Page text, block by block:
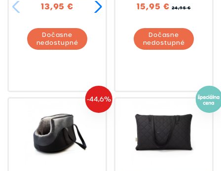
13,95 € 41,95 €97,95 €
Dočasne
nedostupné
15,95 €24,95 €
Dočasne
nedostupné
-44,6%